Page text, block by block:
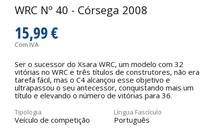
WRC Nº 40 - Córsega 2008
15,99 €
Com IVA
Ser o sucessor do Xsara WRC, um modelo com 32
vitórias no WRC e três títulos de construtores, não era
tarefa fácil, mas o C4 alcançou esse objetivo e
ultrapassou o seu antecessor, conquistando mais um
título e elevando o número de vitórias para 36.
Tipologia
Veículo de competição
Língua Fascículo
Português